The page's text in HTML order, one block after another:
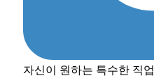
자신이 원하는 특수한 직